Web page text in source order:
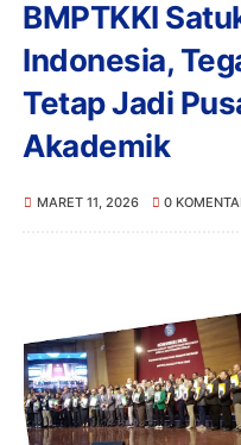
BMPTKKI
Indonesia,
Tetap Jadi
Akademik
MARET 11, 2026 0